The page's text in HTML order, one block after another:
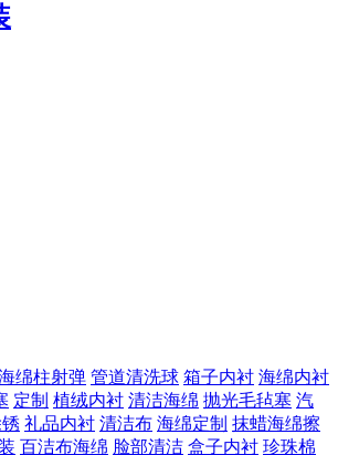
绵柱射弹 管道清洗球 箱子内衬 海绵内衬
定制 植绒内衬 清洁海绵 抛光毛毡塞 汽
礼品内衬 清洁布 海绵定制 抹蜡海绵擦
百洁布海绵 脸部清洁 盒子内衬 珍珠棉